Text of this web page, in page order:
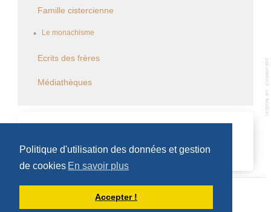
Politique d'utilisation des données et gestion
de cookies En savoir plus
Accepter !
Famille cistercienne
Le monachisme
Ecrits des frères
Médiathèques
Aucun évènement